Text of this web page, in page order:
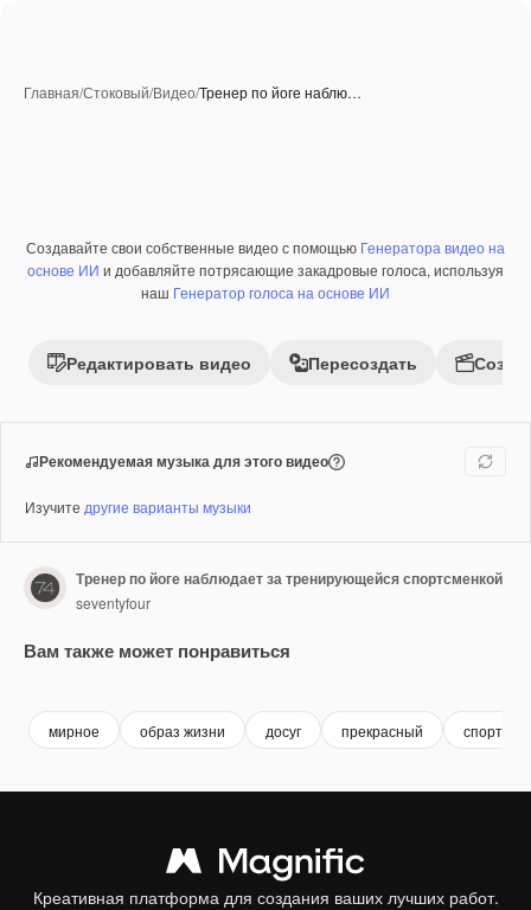
Главная/Стоковый/Видео/Тренер по йоге наблю…
Премиум
Создавайте свои собственные видео с помощью Генератора видео на
основе ИИ и добавляйте потрясающие закадровые голоса, используя
наш Генератор голоса на основе ИИ
Редактировать видео Пересоздать
Рекомендуемая музыка для этого видео
Изучите другие варианты музыки
Тренер по йоге наблюдает за тренирующейся спортсменкой
seventyfour
Вам также может понравиться
мирное образ жизни досуг прекрасный спорт
Креативная платформа для создания ваших лучших работ.